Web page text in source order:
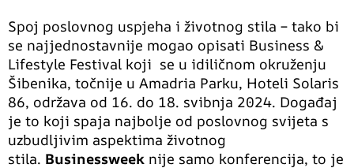
Spoj poslovnog uspjeha i životnog stila – tako bi
se najjednostavnije mogao opisati Business &
Lifestyle Festival koji se u idiličnom okruženju
Šibenika, točnije u Amadria Parku, Hoteli Solaris
86, održava od 16. do 18. svibnja 2024. Događaj
je to koji spaja najbolje od poslovnog svijeta s
uzbudljivim aspektima životnog
stila. Businessweek nije samo konferencija, to je